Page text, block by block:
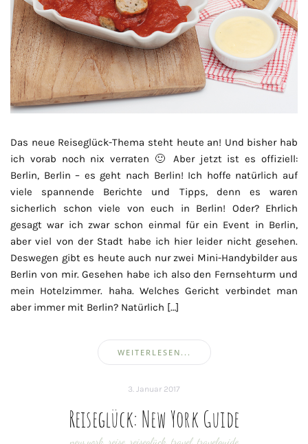
Das neue Reiseglück-Thema steht heute an! Und bisher hab
ich vorab noch nix verraten 🙂 Aber jetzt ist es offiziell:
Berlin, Berlin – es geht nach Berlin! Ich hoffe natürlich auf
viele spannende Berichte und Tipps, denn es waren
sicherlich schon viele von euch in Berlin! Oder? Ehrlich
gesagt war ich zwar schon einmal für ein Event in Berlin,
aber viel von der Stadt habe ich hier leider nicht gesehen.
Deswegen gibt es heute auch nur zwei Mini-Handybilder aus
Berlin von mir. Gesehen habe ich also den Fernsehturm und
mein Hotelzimmer. haha. Welches Gericht verbindet man
aber immer mit Berlin? Natürlich […]
WEITERLESEN...
3. Januar 2017
Reiseglück: New York Guide
new york reise, reiseglück travel, travelguide